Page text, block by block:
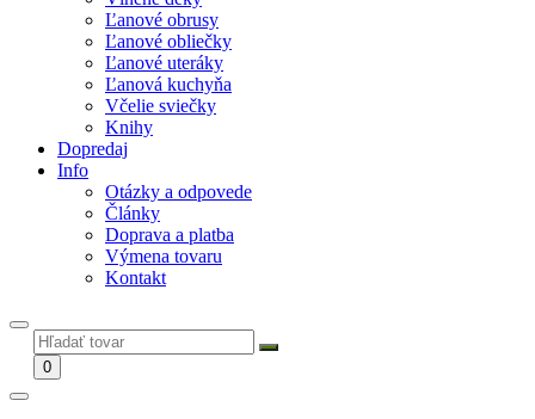
Ľanové obrusy
Ľanové obliečky
Ľanové uteráky
Ľanová kuchyňa
Včelie sviečky
Knihy
Dopredaj
Info
Otázky a odpovede
Články
Doprava a platba
Výmena tovaru
Kontakt
0